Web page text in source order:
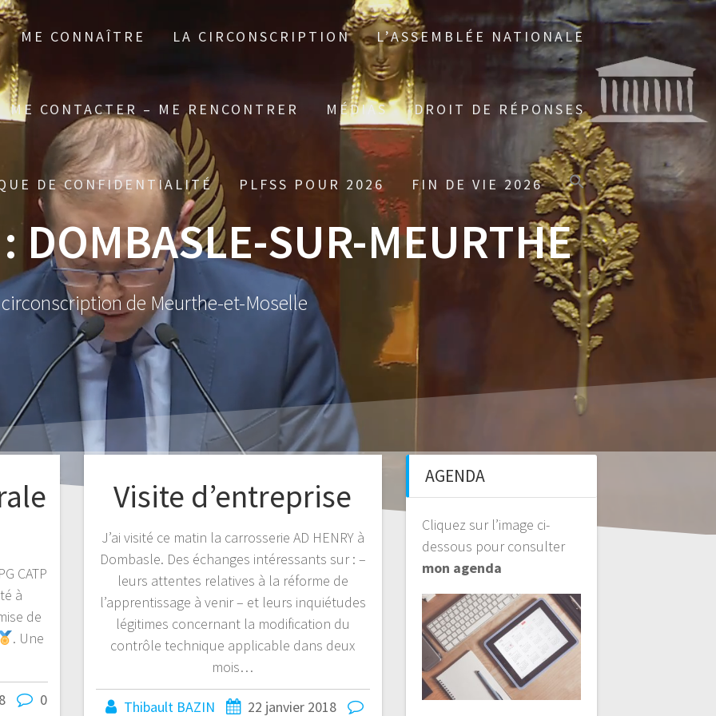
ME CONNAÎTRE LA CIRCONSCRIPTION L’ASSEMBLÉE NATIONALE
ME CONTACTER – ME RENCONTRER MÉDIAS DROIT DE RÉPONSES
DE CONFIDENTIALITÉ PLFSS POUR 2026 FIN DE VIE 2026
:DOMBASLE-SUR-MEURTHE
de Meurthe-et-Moselle
CATP
à
de
. Une
0
Visite d’entreprise
J’ai visité ce matin la carrosserie AD HENRY à
Dombasle. Des échanges intéressants sur : –
leurs attentes relatives à la réforme de
l’apprentissage à venir – et leurs inquiétudes
légitimes concernant la modification du
contrôle technique applicable dans deux
mois…
Thibault BAZIN 22 janvier 2018
AGENDA
Cliquez sur l’image ci-
dessous pour consulter
mon agenda